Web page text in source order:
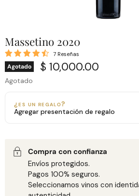
Massetino 2020
7 Reseñas
Agotado Precio actual
$ 10,000.00
Agotado
¿es un regalo?
Agregar presentación de regalo
Compra con confianza
Envíos protegidos.
Pagos 100% seguros.
Seleccionamos vinos con